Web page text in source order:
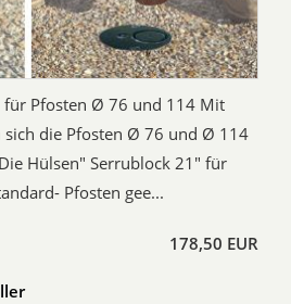
für Pfosten Ø 76 und 114 Mit
sich die Pfosten Ø 76 und Ø 114
Hülsen" Serrublock 21" für
Pfosten gee...
178,50 EUR